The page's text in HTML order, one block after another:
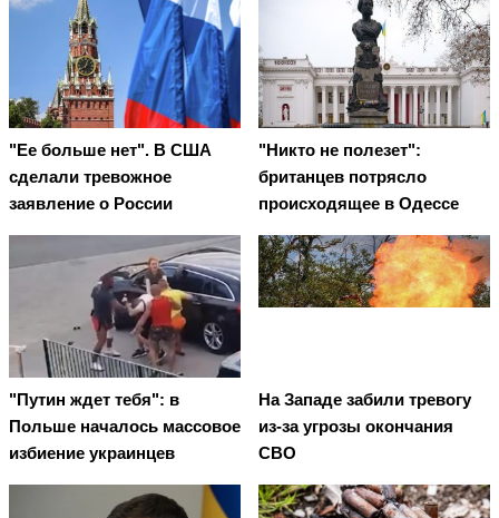
"Ее больше нет". В США
сделали тревожное
заявление о России
"Никто не полезет":
британцев потрясло
происходящее в Одессе
"Путин ждет тебя": в
Польше началось массовое
избиение украинцев
На Западе забили тревогу
из-за угрозы окончания
СВО